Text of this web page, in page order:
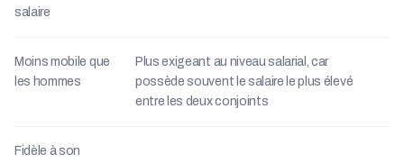
salaire
Moins mobile que
les hommes
Plus exigeant au niveau salarial, car
possède souvent le salaire le plus élevé
entre les deux conjoints
Fidèle à son